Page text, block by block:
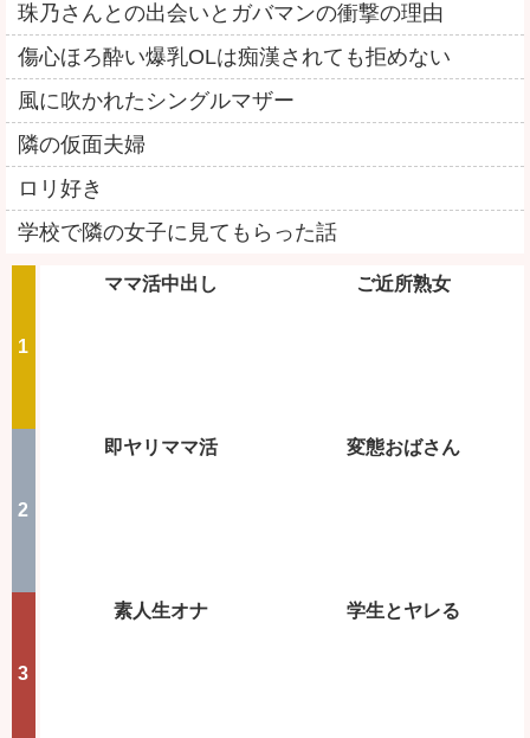
珠乃さんとの出会いとガバマンの衝撃の理由
傷心ほろ酔い爆乳OLは痴漢されても拒めない
風に吹かれたシングルマザー
隣の仮面夫婦
ロリ好き
学校で隣の女子に見てもらった話
ママ活中出し ご近所熟女
即ヤリママ活 変態おばさん
素人生オナ 学生とヤレる